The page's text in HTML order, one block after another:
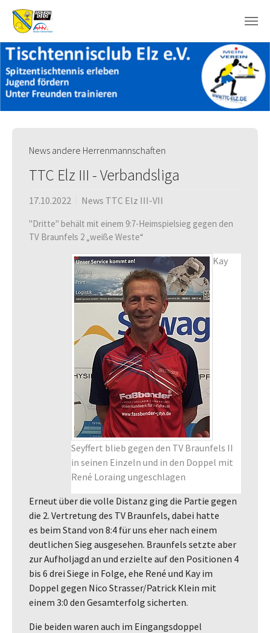
Skip to main content
News andere Herrenmannschaften
TTC Elz III - Verbandsliga
17.10.2022 News TTC Elz III-VII
"Dritte" behält mit einem 9:7-Heimspielsieg gegen den
TV Braunfels 2 „weiße Weste“
Kay
Seyffert blieb gegen den TV Braunfels II
in seinen Einzeln und in den Doppel mit
René Loraing ungeschlagen
Erneut über die volle Distanz ging die Partie gegen
die 2. Vertretung des TV Braunfels, dabei hatte
es beim Stand von 8:4 für uns eher nach einem
deutlichen Sieg ausgesehen. Braunfels setzte aber
zur Aufholjagd an und erzielte auf den Positionen 4
bis 6 drei Siege in Folge, ehe René und Kay im
Doppel gegen Nico Strasser/Patrick Klein mit
einem 3:0 den Gesamterfolg sicherten.
Die beiden waren auch im Eingangsdoppel